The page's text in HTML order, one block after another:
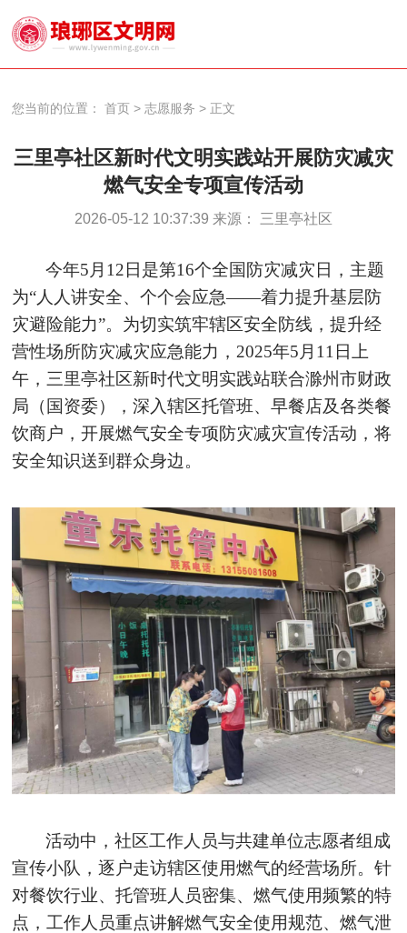
您当前的位置：首页 >志愿服务 > 正文
三里亭社区新时代文明实践站开展防灾减灾
燃气安全专项宣传活动
2026-05-12 10:37:39 来源： 三里亭社区
今年5月12日是第16个全国防灾减灾日，主题
为“人人讲安全、个个会应急——着力提升基层防
灾避险能力”。为切实筑牢辖区安全防线，提升经
营性场所防灾减灾应急能力， 2025年5月11日上
午， 三里亭社区新时代文明实践站联合滁州市财政
局 （ 国资委）
，深入辖区托管班、早餐店及各类餐
饮商户，开展燃气安全专项防灾减灾宣传活动，将
安全知识送到群众身边。
活动中，社区工作人员与共建单位志愿者组成
宣传小队，逐户走访辖区使用燃气的经营场所。针
对餐饮行业、托管班人员密集、燃气使用频繁的特
点，工作人员重点讲解燃气安全使用规范、燃气泄